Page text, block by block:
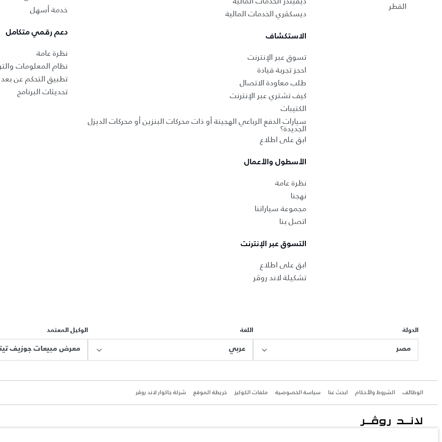
القطر
ديسكڤري الخدمات المالية
الاستكشاف
تسوق عبر الإنترنت
احجز تجربة قيادة
طلب معاودة الاتصال
كيف تشتري عبر الإنترنت
الكتيبات
سيارات الدفع الرباعي الهجينة أو ذات محركات البنزين أو محركات الديزل
الجديدة؟
ابق على اطلاع
الأسطول والأعمال
نظرة عامة
نهجنا
مجموعة سياراتنا
اتصل بنا
التسوق عبر الإنترنت
ابق على اطلاع
تشكيلة لاند روڤر
خدمة أسهل
دعم رقمي متكامل
نظرة عامة
نظام المعلومات
تطبيق التحكم عن بعد
تحديثات البرنامج
الدولة
مصر
اللغة
عربي
الوكيل المعتمد
الوظائف الشروط والأحكام ابحث عنا سياسة الخصوصية ملفات الكوكيز خريطة الموقع شركة جاكوار لاند روڤر